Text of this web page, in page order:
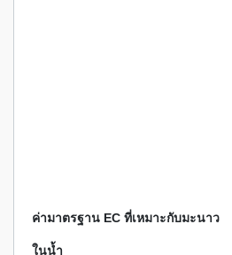
ค่ามาตรฐาน EC ที่เหมาะกับมะนาว
ในน้ำ